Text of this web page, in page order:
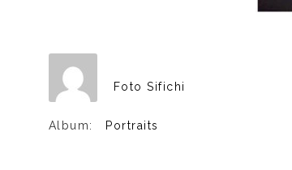
Foto Sifichi
Album: Portraits